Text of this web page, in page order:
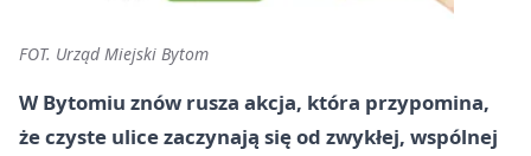
FOT. Urząd Miejski Bytom
W Bytomiu znów rusza akcja, która przypomina,
że czyste ulice zaczynają się od zwykłej, wspólnej